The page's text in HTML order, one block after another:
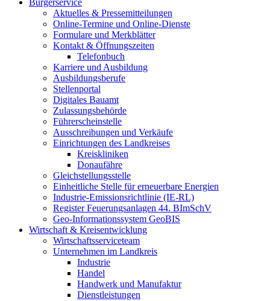
Bürgerservice
Aktuelles & Pressemitteilungen
Online-Termine und Online-Dienste
Formulare und Merkblätter
Kontakt & Öffnungszeiten
Telefonbuch
Karriere und Ausbildung
Ausbildungsberufe
Stellenportal
Digitales Bauamt
Zulassungsbehörde
Führerscheinstelle
Ausschreibungen und Verkäufe
Einrichtungen des Landkreises
Kreiskliniken
Donaufähre
Gleichstellungsstelle
Einheitliche Stelle für erneuerbare Energien
Industrie-Emissionsrichtlinie (IE-RL)
Register Feuerungsanlagen 44. BImSchV
Geo-Informationssystem GeoBIS
Wirtschaft & Kreisentwicklung
Wirtschaftsserviceteam
Unternehmen im Landkreis
Industrie
Handel
Handwerk und Manufaktur
Dienstleistungen